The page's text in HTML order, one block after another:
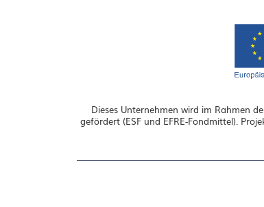
Dieses Unternehmen wird im Rahmen
gefördert (ESF und EFRE-Fondmittel).